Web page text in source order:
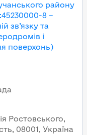
району
8 –
зв’язку та
і
поверхонь)
Ростовського,
08001, Україна